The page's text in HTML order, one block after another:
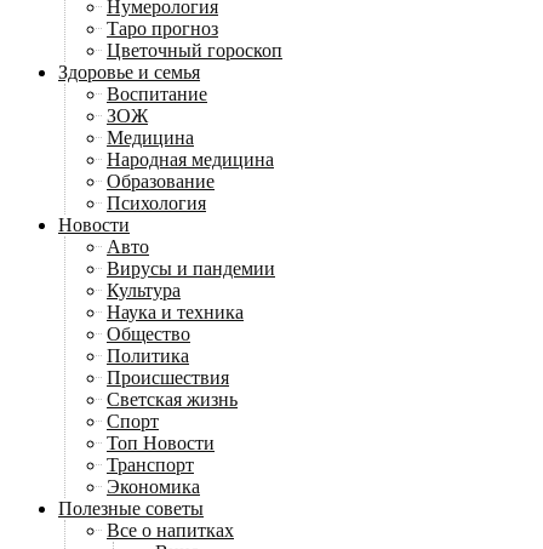
Нумерология
Таро прогноз
Цветочный гороскоп
Здоровье и семья
Воспитание
ЗОЖ
Медицина
Народная медицина
Образование
Психология
Новости
Авто
Вирусы и пандемии
Культура
Наука и техника
Общество
Политика
Происшествия
Светская жизнь
Спорт
Топ Новости
Транспорт
Экономика
Полезные советы
Все о напитках